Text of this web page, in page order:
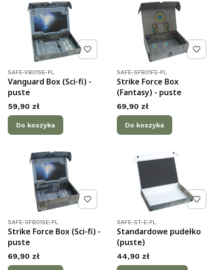
Kod produktu
SAFE-VB01SE-PL
Vanguard Box (Sci-fi) -
puste
Cena
59,90 zł
Do koszyka
Kod produktu
SAFE-SFB01FE-PL
Strike Force Box
(Fantasy) - puste
Cena
69,90 zł
Do koszyka
Kod produktu
SAFE-SFB01SE-PL
Strike Force Box (Sci-fi) -
puste
Cena
69,90 zł
Kod produktu
SAFE-ST-E-PL
Standardowe pudełko
(puste)
Cena
44,90 zł